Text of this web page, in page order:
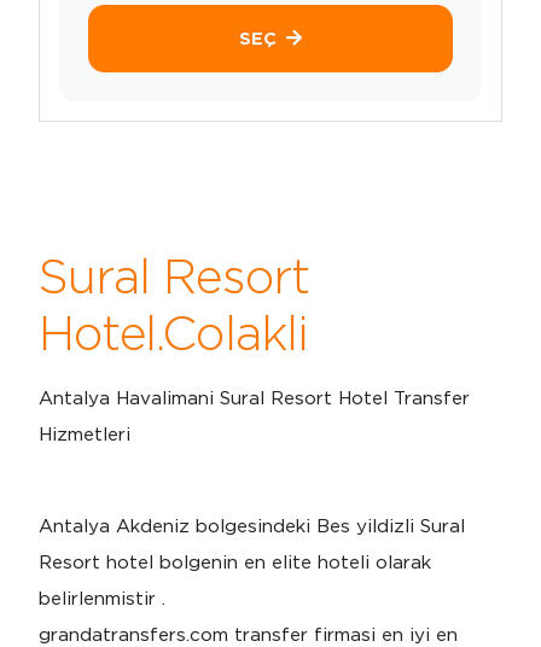
SEÇ
Sural Resort
Hotel.Colakli
Antalya Havalimani Sural Resort Hotel Transfer
Hizmetleri
Antalya Akdeniz bolgesindeki Bes yildizli Sural
Resort hotel bolgenin en elite hoteli olarak
belirlenmistir .
grandatransfers.com transfer firmasi en iyi en